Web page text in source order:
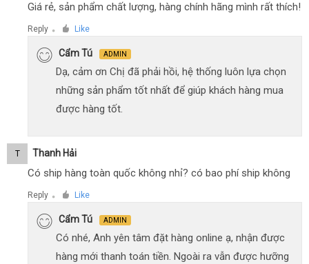
Giá rẻ, sản phẩm chất lượng, hàng chính hãng mình rất thích!
Reply ● Like
Cẩm Tú ADMIN
Dạ, cảm ơn Chị đã phải hồi, hệ thống luôn lựa chọn
những sản phẩm tốt nhất để giúp khách hàng mua
được hàng tốt.
T Thanh Hải
Có ship hàng toàn quốc không nhỉ? có bao phí ship không
Reply ● Like
Cẩm Tú ADMIN
Có nhé, Anh yên tâm đặt hàng online ạ, nhận được
hàng mới thanh toán tiền. Ngoài ra vẫn được hưỡng